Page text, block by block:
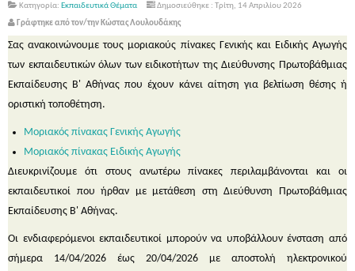
Κατηγορία: Εκπαιδευτικά Θέματα
Δημοσιεύθηκε : Τρίτη, 14 Απριλίου 2026
Γράφτηκε από τον/την Κώστας Λουλουδάκης
Σας ανακοινώνουμε τους μοριακούς πίνακες Γενικής και Ειδικής Αγωγής
των εκπαιδευτικών όλων των ειδικοτήτων της Διεύθυνσης Πρωτοβάθμιας
Εκπαίδευσης Β' Αθήνας που έχουν κάνει αίτηση για βελτίωση θέσης ή
οριστική τοποθέτηση.
Μοριακός πίνακας Γενικής Αγωγής
Μοριακός πίνακας Ειδικής Αγωγής
Διευκρινίζουμε ότι στους ανωτέρω πίνακες περιλαμβάνονται και οι
εκπαιδευτικοί που ήρθαν με μετάθεση στη Διεύθυνση Πρωτοβάθμιας
Εκπαίδευσης Β' Αθήνας.
Οι ενδιαφερόμενοι εκπαιδευτικοί μπορούν να υποβάλλουν ένσταση από
σήμερα 14/04/2026 έως 20/04/2026 με αποστολή ηλεκτρονικού